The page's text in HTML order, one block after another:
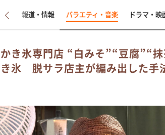
ー 報道・情報 バラエティ・音楽 ドラマ・映
き氷専門店 “白みそ”“豆腐”“
氷 脱サラ店主が編み出した手